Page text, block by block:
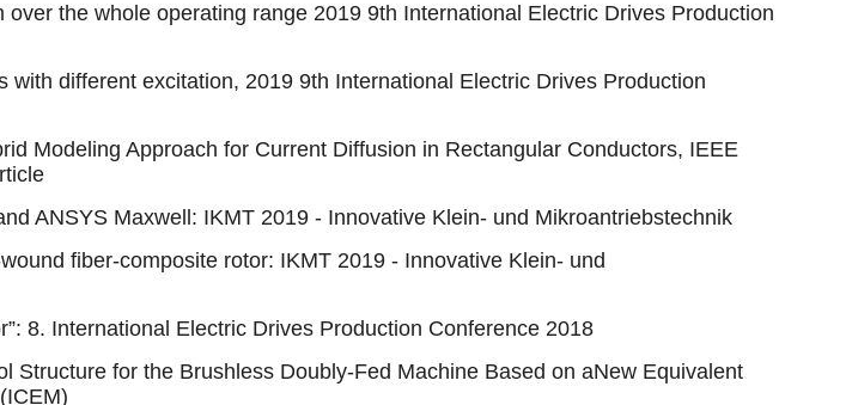
the whole operating range 2019 9th International Electric Drives Production
different excitation, 2019 9th International Electric Drives Production
Modeling Approach for Current Diffusion in Rectangular Conductors, IEEE
ANSYS Maxwell: IKMT 2019 - Innovative Klein- und Mikroantriebstechnik
fiber-composite rotor: IKMT 2019 - Innovative Klein- und
8. International Electric Drives Production Conference 2018
for the Brushless Doubly-Fed Machine Based on aNew Equivalent